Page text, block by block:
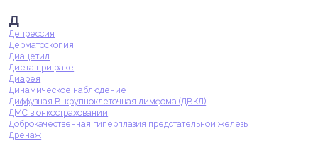
Д
Депрессия
Дерматоскопия
Диацетил
Диета при раке
Диарея
Динамическое наблюдение
Диффузная В-крупноклеточная лимфома (ДВКЛ)
ДМС в онкостраховании
Доброкачественная гиперплазия предстательной железы
Дренаж